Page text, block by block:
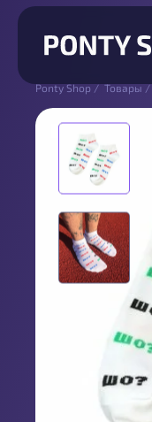
Ponty Shop/Товары